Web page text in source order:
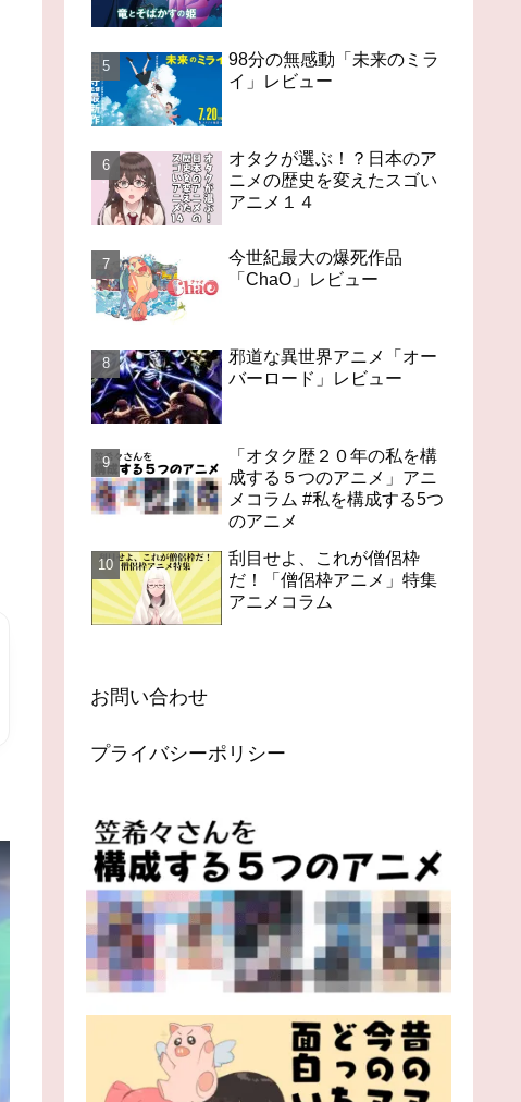
98分の無感動「未来のミラ
イ」レビュー
オタクが選ぶ！？日本のア
ニメの歴史を変えたスゴい
アニメ１４
今世紀最大の爆死作品
「ChaO」レビュー
邪道な異世界アニメ「オー
バーロード」レビュー
「オタク歴２０年の私を構
成する５つのアニメ」アニ
メコラム #私を構成する5つ
のアニメ
刮目せよ、これが僧侶枠
だ！「僧侶枠アニメ」特集
アニメコラム
お問い合わせ
プライバシーポリシー